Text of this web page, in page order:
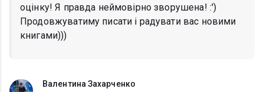
оцінку! Я правда неймовірно зворушена! :')
Продовжуватиму писати і радувати вас новими
книгами)))
Валентина Захарченко